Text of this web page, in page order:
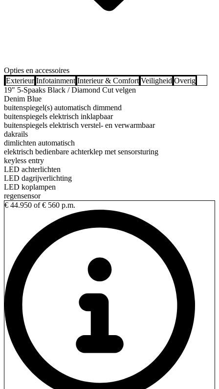
Opties en accessoires
Exterieur Infotainment Interieur & Comfort Veiligheid Overig
19" 5-Spaaks Black / Diamond Cut velgen
Denim Blue
buitenspiegel(s) automatisch dimmend
buitenspiegels elektrisch inklapbaar
buitenspiegels elektrisch verstel- en verwarmbaar
dakrails
dimlichten automatisch
elektrisch bedienbare achterklep met sensorsturing
keyless entry
LED achterlichten
LED dagrijverlichting
LED koplampen
regensensor
€ 44.950 of € 560 p.m.